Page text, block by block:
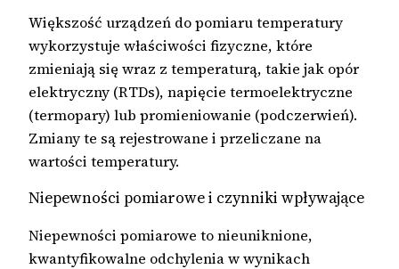
Większość urządzeń do pomiaru temperatury
wykorzystuje właściwości fizyczne, które
zmieniają się wraz z temperaturą, takie jak opór
elektryczny (RTDs), napięcie termoelektryczne
(termopary) lub promieniowanie (podczerwień).
Zmiany te są rejestrowane i przeliczane na
wartości temperatury.
Niepewności pomiarowe i czynniki wpływające
Niepewności pomiarowe to nieuniknione,
kwantyfikowalne odchylenia w wynikach